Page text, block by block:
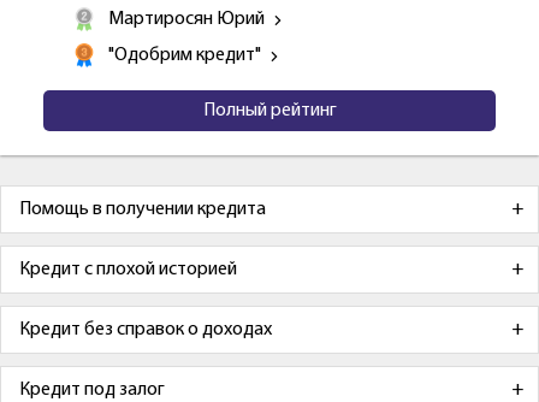
Мартиросян Юрий
"Одобрим кредит"
Полный рейтинг
Помощь в получении кредита
Кредит с плохой историей
Кредит без справок о доходах
Кредит под залог